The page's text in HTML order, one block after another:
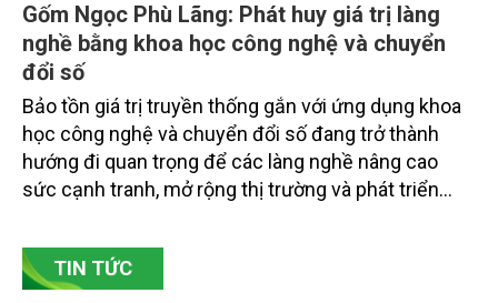
Gốm Ngọc Phù Lãng: Phát huy giá trị làng
nghề bằng khoa học công nghệ và chuyển
đổi số
Bảo tồn giá trị truyền thống gắn với ứng dụng khoa
học công nghệ và chuyển đổi số đang trở thành
hướng đi quan trọng để các làng nghề nâng cao
sức cạnh tranh, mở rộng thị trường và phát triển
Bắc Ninh, nhiều nghệ nhân và cơ sở sản xuất đã
chủ động đổi mới tư duy, đầu tư công nghệ, xây
TIN TỨC